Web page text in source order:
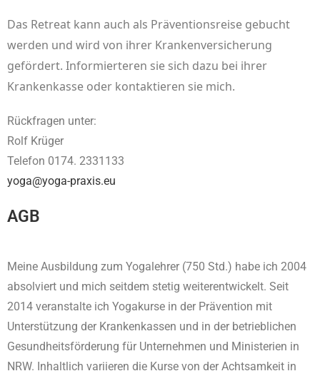
Das Retreat kann auch als Präventionsreise gebucht
werden und wird von ihrer Krankenversicherung
gefördert. Informierteren sie sich dazu bei ihrer
Krankenkasse oder kontaktieren sie mich.
Rückfragen unter:
Rolf Krüger
Telefon 0174. 2331133
yoga@yoga-praxis.eu
AGB
Meine Ausbildung zum Yogalehrer (750 Std.) habe ich 2004
absolviert und mich seitdem stetig weiterentwickelt. Seit
2014 veranstalte ich Yogakurse in der Prävention mit
Unterstützung der Krankenkassen und in der betrieblichen
Gesundheitsförderung für Unternehmen und Ministerien in
NRW. Inhaltlich variieren die Kurse von der Achtsamkeit in